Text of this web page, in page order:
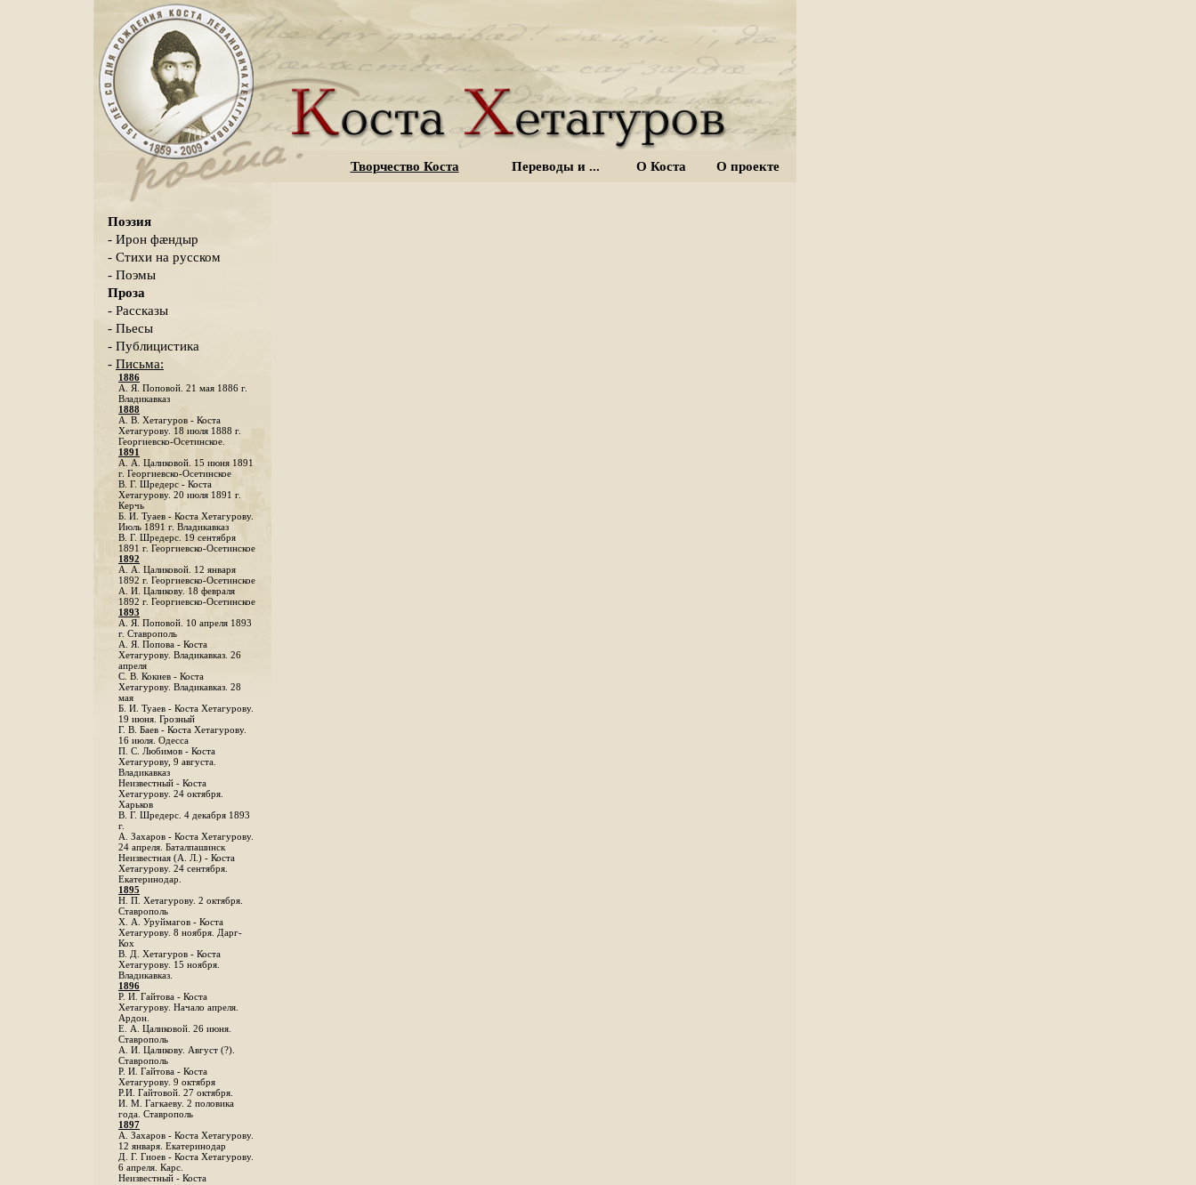
Творчество Коста Переводы и ... О Коста О проекте
Поэзия
- Ирон фæндыр
- Стихи на русском
- Поэмы
Проза
- Рассказы
- Пьесы
- Публицистика
- Письма:
1886
А. Я. Поповой. 21 мая 1886 г.
Владикавказ
1888
A. В. Хетагуров - Коста
Хетагурову. 18 июля 1888 г.
Георгиевско-Осетинское.
1891
А. А. Цаликовой. 15 июня 1891
г. Георгиевско-Осетинское
B. Г. Шредерс - Коста
Хетагурову. 20 июля 1891 г.
Керчь
Б. И. Туаев - Коста Хетагурову.
Июль 1891 г. Владикавказ
В. Г. Шредерс. 19 сентября
1891 г. Георгиевско-Осетинское
1892
А. А. Цаликовой. 12 января
1892 г. Георгиевско-Осетинское
А. И. Цаликову. 18 февраля
1892 г. Георгиевско-Осетинское
1893
А. Я. Поповой. 10 апреля 1893
г. Ставрополь
A. Я. Попова - Коста
Хетагурову. Владикавказ. 26
апреля
С. В. Кокиев - Коста
Хетагурову. Владикавказ. 28
мая
Б. И. Туаев - Коста Хетагурову.
19 июня. Грозный
Г. В. Баев - Коста Хетагурову.
16 июля. Одесса
П. С. Любимов - Коста
Хетагурову, 9 августа.
Владикавказ
Неизвестный - Коста
Хетагурову. 24 октября.
Харьков
B. Г. Шредерс. 4 декабря 1893
г.
А. Захаров - Коста Хетагурову.
24 апреля. Баталпашинск
Неизвестная (А. Л.) - Коста
Хетагурову. 24 сентября.
Екатеринодар.
1895
Н. П. Хетагурову. 2 октября.
Ставрополь
X. А. Уруймагов - Коста
Хетагурову. 8 ноября. Дарг-
Кох
В. Д. Хетагуров - Коста
Хетагурову. 15 ноября.
Владикавказ.
1896
Р. И. Гайтова - Коста
Хетагурову. Начало апреля.
Ардон.
Е. А. Цаликовой. 26 июня.
Ставрополь
А. И. Цаликову. Август (?).
Ставрополь
Р. И. Гайтова - Коста
Хетагурову. 9 октября
Р.И. Гайтовой. 27 октября.
И. М. Гагкаеву. 2 половика
года. Ставрополь
1897
А. Захаров - Коста Хетагурову.
12 января. Екатеринодар
Д. Г. Гиоев - Коста Хетагурову.
6 апреля. Карс.
Неизвестный - Коста